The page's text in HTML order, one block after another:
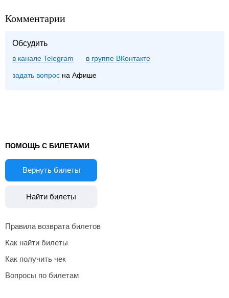
Комментарии
Обсудить
в канале Telegram группе ВКонтакте
задать вопрос на Афише
ПОМОЩЬ С БИЛЕТАМИ
Вернуть билеты
Найти билеты
Правила возврата билетов
Как найти билеты
Как получить чек
Вопросы по билетам